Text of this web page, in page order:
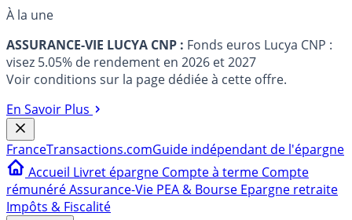
À la une
ASSURANCE-VIE LUCYA CNP : Fonds euros Lucya CNP :
visez 5.05% de rendement en 2026 et 2027
Voir conditions sur la page dédiée à cette offre.
En Savoir Plus
FranceTransactions.comGuide indépendant de l'épargne
Accueil Livret épargne Compte à terme Compte
rémunéréAssurance-Vie PEA & Bourse Epargne retraite
Impôts & Fiscalité